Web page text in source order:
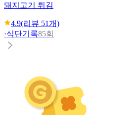
돼지고기 튀김
4.9(리뷰 51개)
·식단기록85회